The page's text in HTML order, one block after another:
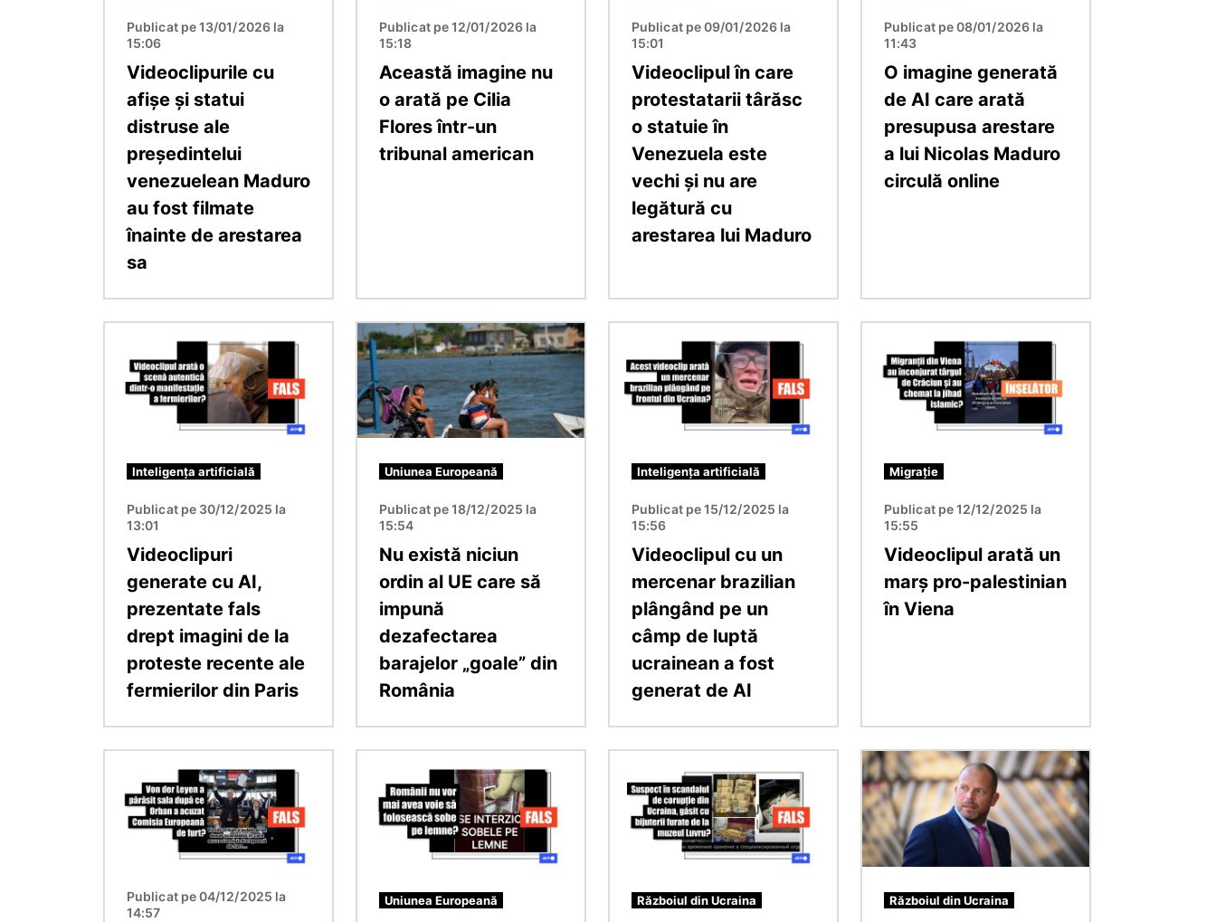
Publicat pe 13/01/2026 la
15:06
Videoclipurile cu
afișe și statui
distruse ale
președintelui
venezuelean Maduro
au fost filmate
înainte de arestarea
sa
Publicat pe 12/01/2026 la
15:18
Această imagine nu
o arată pe Cilia
Flores într-un
tribunal american
Publicat pe 09/01/2026 la
15:01
Videoclipul în care
protestatarii târăsc
o statuie în
Venezuela este
vechi și nu are
legătură cu
arestarea lui Maduro
Publicat pe 08/01/2026 la
11:43
O imagine generată
de AI care arată
presupusa arestare
a lui Nicolas Maduro
circulă online
Inteligența artificială
Publicat pe 30/12/2025 la
13:01
Videoclipuri
generate cu AI,
prezentate fals
drept imagini de la
proteste recente ale
fermierilor din Paris
Imagine
Uniunea Europeană
Publicat pe 18/12/2025 la
15:54
Nu există niciun
ordin al UE care să
impună
dezafectarea
barajelor „goale” din
România
Inteligența artificială
Publicat pe 15/12/2025 la
15:56
Videoclipul cu un
mercenar brazilian
plângând pe un
câmp de luptă
ucrainean a fost
generat de AI
Migrație
Publicat pe 12/12/2025 la
15:55
Videoclipul arată un
marș pro-palestinian
în Viena
Publicat pe 04/12/2025 la
14:57
Uniunea Europeană Războiul din Ucraina
Imagine
Războiul din Ucraina